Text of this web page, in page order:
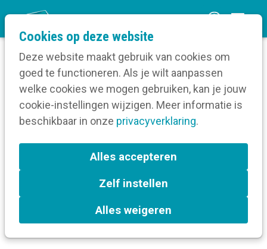
Cookies op deze website
Deze website maakt gebruik van cookies om
goed te functioneren. Als je wilt aanpassen
welke cookies we mogen gebruiken, kan je jouw
cookie-instellingen wijzigen. Meer informatie is
beschikbaar in onze privacyverklaring.
Alles accepteren
Zelf instellen
Alles weigeren
n
m
Home
Verruim je kennis
Digitale communicatie
Artificiële Intelligentie
ChatGPT, kan je me helpen
aub?
24 okt 2023 door Kortom